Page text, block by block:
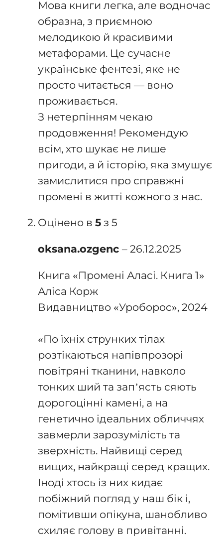
Мова книги легка, але водночас
образна, з приємною
мелодикою й красивими
метафорами. Це сучасне
українське фентезі, яке не
просто читається — воно
проживається.
З нетерпінням чекаю
продовження! Рекомендую
всім, хто шукає не лише
пригоди, а й історію, яка змушує
замислитися про справжні
промені в житті кожного з нас.
Оцінено в 5 з 5
oksana.ozgenc– 26.12.2025
Книга «Промені Аласі. Книга 1»
Аліса Корж
Видавництво «Уроборос», 2024
«По їхніх струнких тілах
розтікаються напівпрозорі
повітряні тканини, навколо
тонких ший та зап’ясть сяють
дорогоцінні камені, а на
генетично ідеальних обличчях
завмерли зарозумілість та
зверхність. Найвищі серед
вищих, найкращі серед кращих.
Іноді хтось із них кидає
побіжний погляд у наш бік і,
помітивши опікуна, шанобливо
схиляє голову в привітанні.